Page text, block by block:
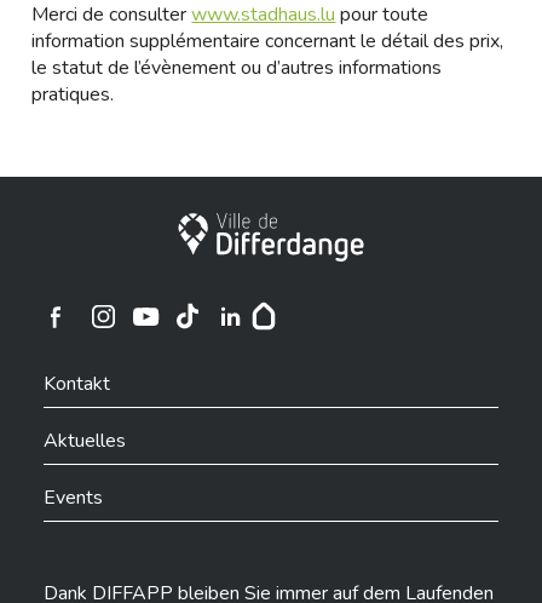
Merci de consulterwww.stadhaus.lupour toute
information supplémentaire concernant le détail des prix,
le statut de l’évènement ou d’autres informations
pratiques.
Stadt Differdingen
Ville de Differdange sur Instagram
Kontakt
Aktuelles
Events
Dank DIFFAPP bleiben Sie immer auf dem Laufenden